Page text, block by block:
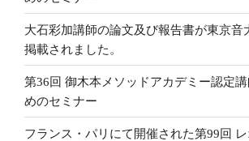
大石彩加講師の論文及び報告書が東京音
掲載されました。
第36回 御木本メソッドアカデミー認定
めのセミナー
フランス・パリにて開催された第99回